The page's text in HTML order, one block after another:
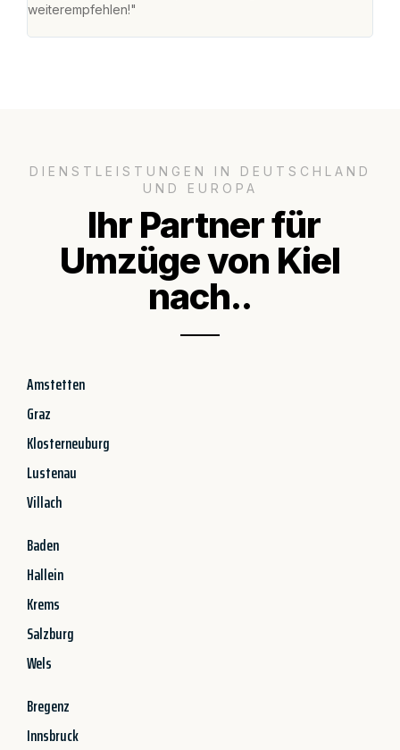
weiterempfehlen!"
DIENSTLEISTUNGEN IN DEUTSCHLAND
UND EUROPA
Ihr Partner für
Umzüge von Kiel
nach..
Amstetten
Graz
Klosterneuburg
Lustenau
Villach
Baden
Hallein
Krems
Salzburg
Wels
Bregenz
Innsbruck